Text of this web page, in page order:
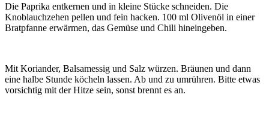
Die Paprika entkernen und in kleine Stücke schneiden. Die
Knoblauchzehen pellen und fein hacken. 100 ml Olivenöl in einer
Bratpfanne erwärmen, das Gemüse und Chili hineingeben.
Mit Koriander, Balsamessig und Salz würzen. Bräunen und dann
eine halbe Stunde köcheln lassen. Ab und zu umrühren. Bitte etwas
vorsichtig mit der Hitze sein, sonst brennt es an.